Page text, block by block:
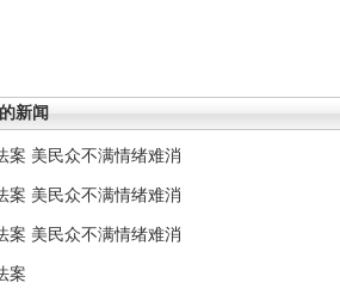
的新闻
案 美民众不满情绪难消
案 美民众不满情绪难消
案 美民众不满情绪难消
案